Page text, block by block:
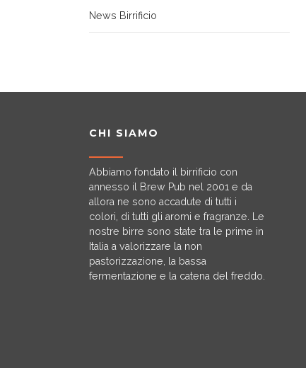
News Birrificio
CHI SIAMO
Abbiamo fondato il birrificio con
annesso il Brew Pub nel 2001 e da
allora ne sono accadute di tutti i
colori, di tutti gli aromi e fragranze. Le
nostre birre sono state tra le prime in
Italia a valorizzare la non
pastorizzazione, la bassa
fermentazione e la catena del freddo.